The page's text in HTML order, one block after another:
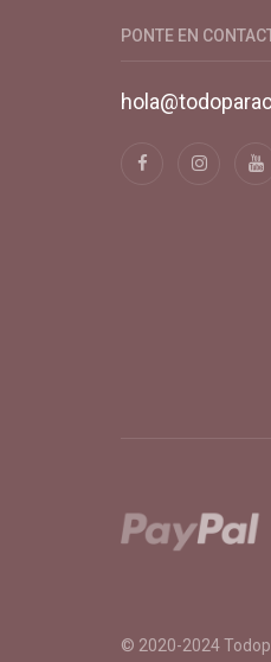
PONTE EN
© 2020-2024